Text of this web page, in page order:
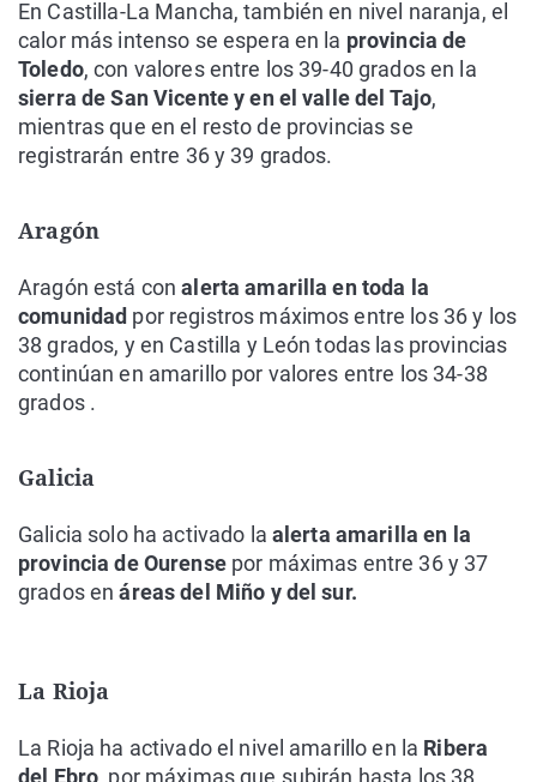
En Castilla-La Mancha, también en nivel naranja, el
calor más intenso se espera en la provincia de
Toledo, con valores entre los 39-40 grados en la
sierra de San Vicente y en el valle del Tajo,
mientras que en el resto de provincias se
registrarán entre 36 y 39 grados.
Aragón
Aragón está conalerta amarilla en toda la
comunidad por registros máximos entre los 36 y los
38 grados, y en Castilla y León todas las provincias
continúan en amarillo por valores entre los 34-38
grados .
Galicia
Galicia solo ha activado la alerta amarilla en la
provincia de Ourensepor máximas entre 36 y 37
grados enáreas del Miño y del sur.
La Rioja
La Rioja ha activado el nivel amarillo en la Ribera
del Ebro , por máximas que subirán hasta los 38